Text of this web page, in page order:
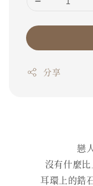
分享
戀
沒有什麼
耳環上的鋯